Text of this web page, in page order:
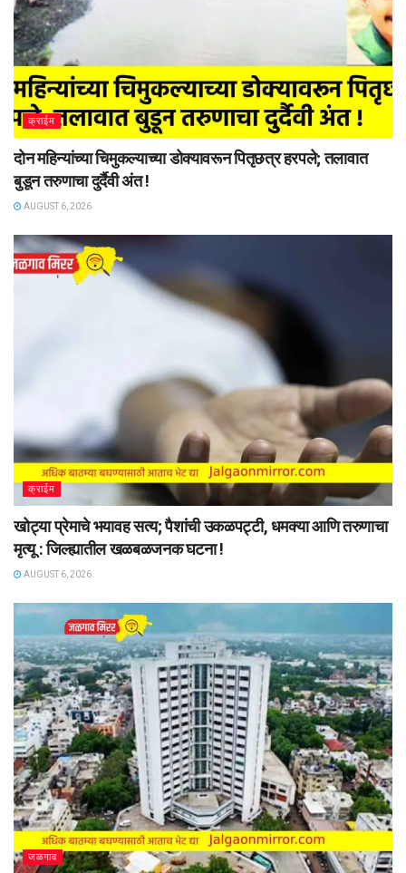
क्राईम
दोन महिन्यांच्या चिमुकल्याच्या डोक्यावरून पितृछत्र हरपले; तलावात
बुडून तरुणाचा दुर्दैवी अंत !
AUGUST 6, 2026
क्राईम
खोट्या प्रेमाचे भयावह सत्य; पैशांची उकळपट्टी, धमक्या आणि तरुणाचा
मृत्यू : जिल्ह्यातील खळबळजनक घटना !
AUGUST 6, 2026
जळगाव